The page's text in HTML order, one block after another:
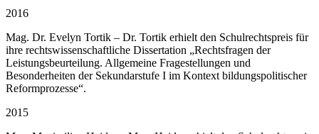
2016
Mag. Dr. Evelyn Tortik – Dr. Tortik erhielt den Schulrechtspreis für
ihre rechtswissenschaftliche Dissertation „Rechtsfragen der
Leistungsbeurteilung. Allgemeine Fragestellungen und
Besonderheiten der Sekundarstufe I im Kontext bildungspolitischer
Reformprozesse“.
2015